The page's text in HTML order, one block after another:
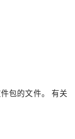
包的文件。 有关